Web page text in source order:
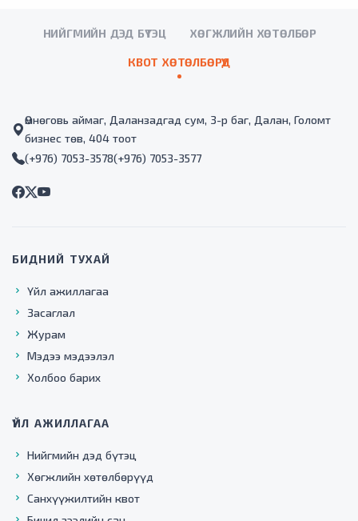
НИЙГМИЙН ДЭД БҮТЭЦ ХӨГЖЛИЙН ХӨТӨЛБӨР
КВОТ ХӨТӨЛБӨРҮҮД
Өмнөговь аймаг, Даланзадгад сум, 3-р баг, Далан, Голомт
бизнес төв, 404 тоот
(+976) 7053-3578(+976) 7053-3577
БИДНИЙ ТУХАЙ
Үйл ажиллагаа
Засаглал
Журам
Мэдээ мэдээлэл
Холбоо барих
ҮЙЛ АЖИЛЛАГАА
Нийгмийн дэд бүтэц
Хөгжлийн хөтөлбөрүүд
Санхүүжилтийн квот